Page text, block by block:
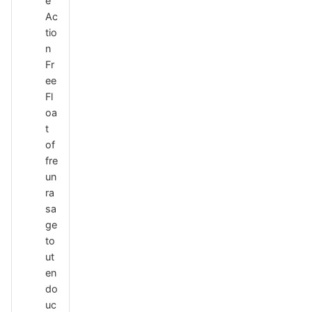
Ac
tio
n
Fr
ee
Fl
oa
t
of
fre
un
ra
sa
ge
to
ut
en
do
uc